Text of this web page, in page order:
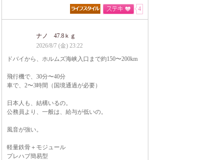
4
ナノ 47.8ｋｇ
2026/8/7 (金) 23:22
ドバイから、ホルムズ海峡入口まで約150〜200km
飛行機で、30分〜40分
車で、2〜3時間（国境通過が必要）
日本人も、結構いるの。
公務員より、一般は、給与が低いの。
風音が強い。
軽量鉄骨＋モジュール
プレハブ簡易型